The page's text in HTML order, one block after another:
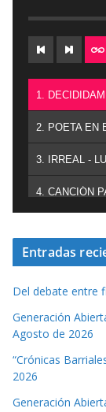
1.
2. POETA EN
3. IRREAL -
4. CANCIÓN
Entradas
Del debate entre
Generación
Agosto de 2026
“Crónicas
2026
Generación